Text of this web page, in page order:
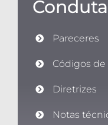
Pareceres
Códigos de
Diretrizes
Notas